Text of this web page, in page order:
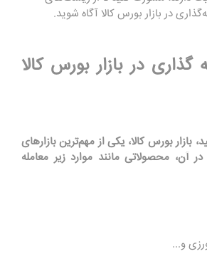
در بازار بورس کالا آگاه شوید.
گذاری در بازار بورس کالا
بازار بورس کالا، یکی از مهم‌ترین بازارهای
آن، محصولاتی مانند موارد زیر معامله
و...